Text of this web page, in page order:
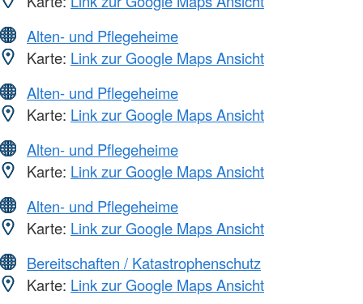
Alten- und Pflegeheime
Karte: Link zur Google Maps Ansicht
Alten- und Pflegeheime
Karte: Link zur Google Maps Ansicht
Alten- und Pflegeheime
Karte: Link zur Google Maps Ansicht
Alten- und Pflegeheime
Karte: Link zur Google Maps Ansicht
Bereitschaften / Katastrophenschutz
Karte: Link zur Google Maps Ansicht